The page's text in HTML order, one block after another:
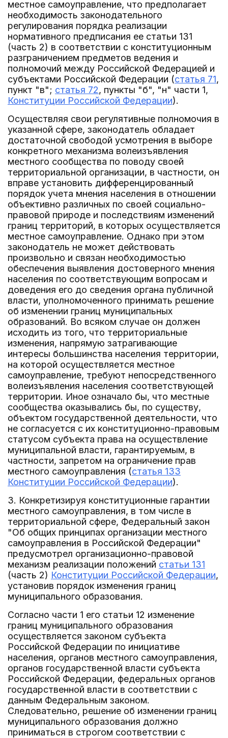
местное самоуправление, что предполагает
необходимость законодательного
регулирования порядка реализации
нормативного предписания ее статьи 131
(часть 2) в соответствии с конституционным
разграничением предметов ведения и
полномочий между Российской Федерацией и
субъектами Российской Федерации (статья 71,
пункт "в"; статья 72, пункты "б", "н" части 1,
Конституции Российской Федерации).
Осуществляя свои регулятивные полномочия в
указанной сфере, законодатель обладает
достаточной свободой усмотрения в выборе
конкретного механизма волеизъявления
местного сообщества по поводу своей
территориальной организации, в частности, он
вправе установить дифференцированный
порядок учета мнения населения в отношении
объективно различных по своей социально-
правовой природе и последствиям изменений
границ территорий, в которых осуществляется
местное самоуправление. Однако при этом
законодатель не может действовать
произвольно и связан необходимостью
обеспечения выявления достоверного мнения
населения по соответствующим вопросам и
доведения его до сведения органа публичной
власти, уполномоченного принимать решение
об изменении границ муниципальных
образований. Во всяком случае он должен
исходить из того, что территориальные
изменения, напрямую затрагивающие
интересы большинства населения территории,
на которой осуществляется местное
самоуправление, требуют непосредственного
волеизъявления населения соответствующей
территории. Иное означало бы, что местные
сообщества оказывались бы, по существу,
объектом государственной деятельности, что
не согласуется с их конституционно-правовым
статусом субъекта права на осуществление
муниципальной власти, гарантируемым, в
частности, запретом на ограничение прав
местного самоуправления (статья 133
Конституции Российской Федерации).
3. Конкретизируя конституционные гарантии
местного самоуправления, в том числе в
территориальной сфере, Федеральный закон
"Об общих принципах организации местного
самоуправления в Российской Федерации"
предусмотрел организационно-правовой
механизм реализации положений статьи 131
(часть 2) Конституции Российской Федерации,
установив порядок изменения границ
муниципального образования.
Согласно части 1 его статьи 12 изменение
границ муниципального образования
осуществляется законом субъекта
Российской Федерации по инициативе
населения, органов местного самоуправления,
органов государственной власти субъекта
Российской Федерации, федеральных органов
государственной власти в соответствии с
данным Федеральным законом.
Следовательно, решение об изменении границ
муниципального образования должно
приниматься в строгом соответствии с